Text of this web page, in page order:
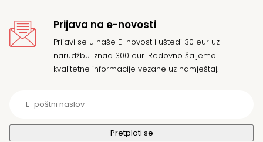
Prijava na e-novosti
Prijavi se u naše E-novost i uštedi 30 eur uz
narudžbu iznad 300 eur. Redovno šaljemo
kvalitetne informacije vezane uz namještaj.